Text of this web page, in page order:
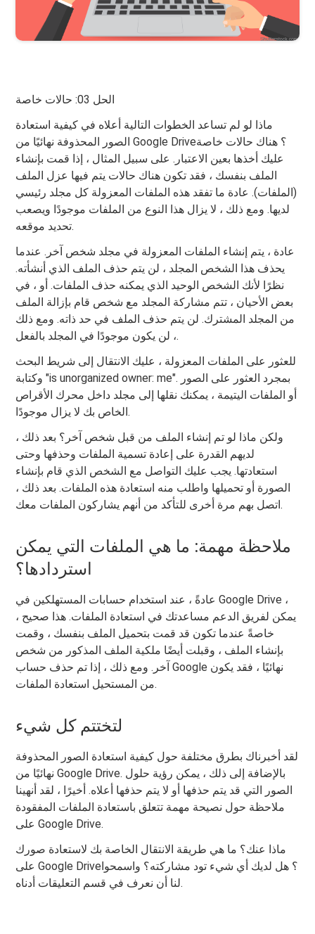
الحل 03: حالات خاصة
ماذا لو لم تساعد الخطوات التالية أعلاه في كيفية استعادة
الصور المحذوفة نهائيًا من Google Drive؟ هناك حالات خاصة
عليك أخذها بعين الاعتبار. على سبيل المثال ، إذا قمت بإنشاء
الملف بنفسك ، فقد تكون هناك حالات يتم فيها عزل الملف
(الملفات). عادة ما تفقد هذه الملفات المعزولة كل مجلد رئيسي
لديها. ومع ذلك ، لا يزال هذا النوع من الملفات موجودًا ويصعب
تحديد موقعه.
عادة ، يتم إنشاء الملفات المعزولة في مجلد شخص آخر. عندما
يحذف هذا الشخص المجلد ، لن يتم حذف الملف الذي أنشأته.
نظرًا لأنك الشخص الوحيد الذي يمكنه حذف الملفات. أو ، في
بعض الأحيان ، تتم مشاركة المجلد مع شخص قام بإزالة الملف
من المجلد المشترك. لن يتم حذف الملف في حد ذاته. ومع ذلك
، لن يكون موجودًا في المجلد بالفعل.
للعثور على الملفات المعزولة ، عليك الانتقال إلى شريط البحث
وكتابة "is unorganized owner: me". بمجرد العثور على الصور
أو الملفات اليتيمة ، يمكنك نقلها إلى مجلد داخل محرك الأقراص
الخاص بك لا يزال موجودًا.
ولكن ماذا لو تم إنشاء الملف من قبل شخص آخر؟ بعد ذلك ،
لديهم القدرة على إعادة تسمية الملفات وحذفها وحتى
استعادتها. يجب عليك التواصل مع الشخص الذي قام بإنشاء
الصورة أو تحميلها واطلب منه استعادة هذه الملفات. بعد ذلك ،
اتصل بهم مرة أخرى للتأكد من أنهم يشاركون الملفات معك.
ملاحظة مهمة: ما هي الملفات التي يمكن
استردادها؟
عادةً ، عند استخدام حسابات المستهلكين في Google Drive ،
يمكن لفريق الدعم مساعدتك في استعادة الملفات. هذا صحيح ،
خاصةً عندما تكون قد قمت بتحميل الملف بنفسك ، وقمت
بإنشاء الملف ، وقبلت أيضًا ملكية الملف المذكور من شخص
آخر. ومع ذلك ، إذا تم حذف حساب Google نهائيًا ، فقد يكون
من المستحيل استعادة الملفات.
لتختتم كل شيء
لقد أخبرناك بطرق مختلفة حول كيفية استعادة الصور المحذوفة
نهائيًا من Google Drive. بالإضافة إلى ذلك ، يمكن رؤية حلول
الصور التي قد يتم حذفها أو لا يتم حذفها أعلاه. أخيرًا ، لقد أنهينا
ملاحظة حول نصيحة مهمة تتعلق باستعادة الملفات المفقودة
على Google Drive.
ماذا عنك؟ ما هي طريقة الانتقال الخاصة بك لاستعادة صورك
على Google Drive؟ هل لديك أي شيء تود مشاركته؟ واسمحوا
لنا أن نعرف في قسم التعليقات أدناه.